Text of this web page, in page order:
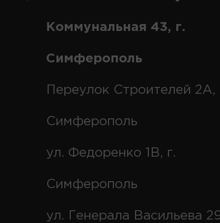
Коммунальная 43, г.
Симферополь
Переулок Строителей 2А,
Симферополь
ул. Федоренко 1В, г.
Симферополь
ул. Генерала Васильева